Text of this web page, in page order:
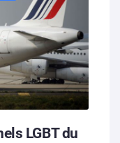
LGBT du